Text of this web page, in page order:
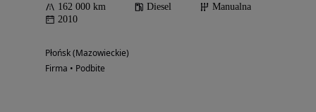
162 000 km Diesel
Manualna
2010
Płońsk (Mazowieckie)
Firma • Podbite